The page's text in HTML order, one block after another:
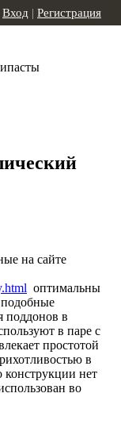
Вход | Регистрация
на сайте
оптимальны
подобные
поддонов в
в паре с
простотой
в
конструкции нет
во